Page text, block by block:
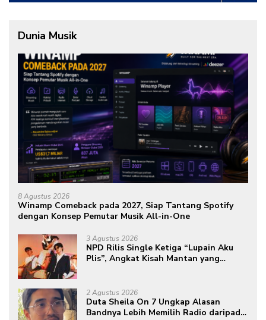
Dunia Musik
8 Agustus 2026
Winamp Comeback pada 2027, Siap Tantang Spotify
dengan Konsep Pemutar Musik All-in-One
3 Agustus 2026
NPD Rilis Single Ketiga “Lupain Aku
Plis”, Angkat Kisah Mantan yang
2 Agustus 2026
Duta Sheila On 7 Ungkap Alasan
Bandnya Lebih Memilih Radio daripada